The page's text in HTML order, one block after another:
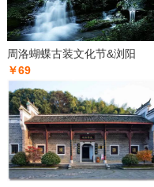
周洛蝴蝶古装文化节&浏阳
￥69